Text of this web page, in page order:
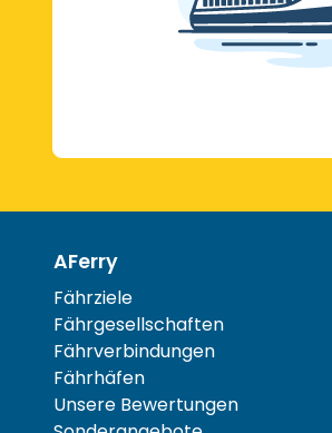
AFerry
Fährziele
Fährgesellschaften
Fährverbindungen
Fährhäfen
Unsere Bewertungen